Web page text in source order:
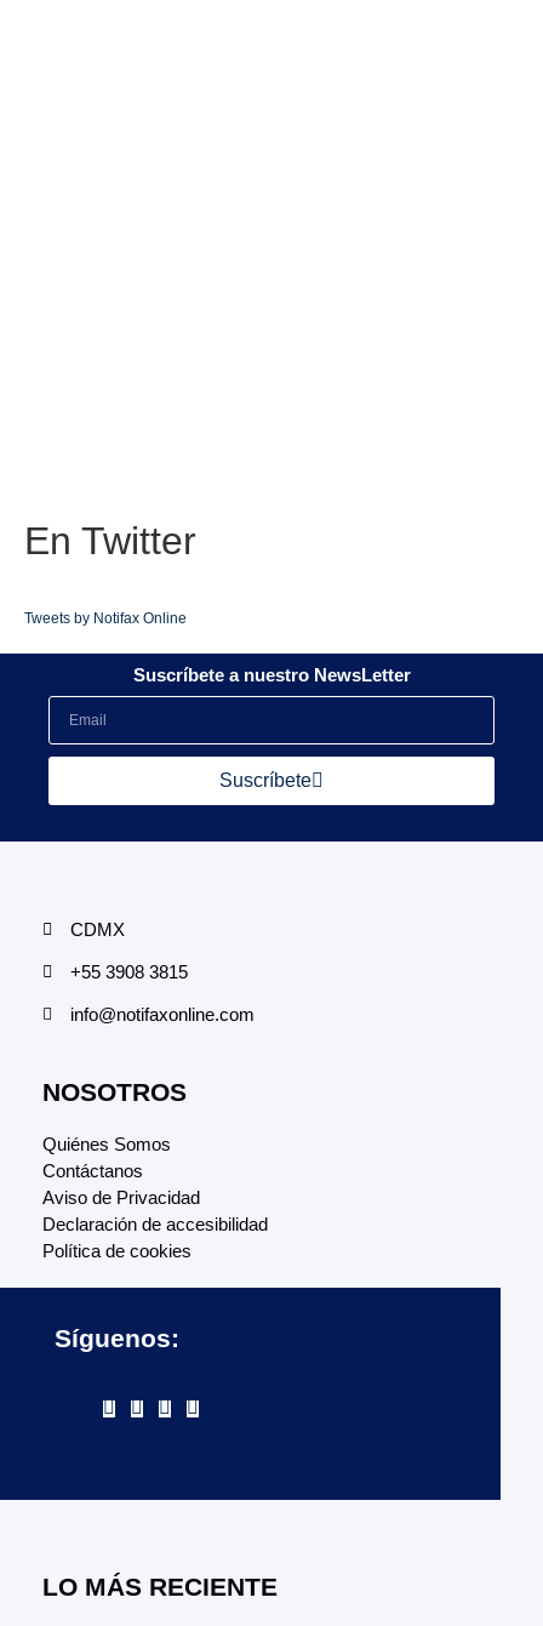
En Twitter
Tweets by Notifax Online
Suscríbete a nuestro NewsLetter
Suscríbete
CDMX
+55 3908 3815
info@notifaxonline.com
NOSOTROS
Quiénes Somos
Contáctanos
Aviso de Privacidad
Declaración de accesibilidad
Política de cookies
Síguenos:
LO MÁS RECIENTE